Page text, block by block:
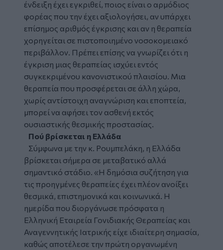
ένδειξη έχει εγκριθεί, ποιος είναι ο αρμόδιος
φορέας που την έχει αξιολογήσει, αν υπάρχει
επίσημος αριθμός έγκρισης και αν η θεραπεία
χορηγείται σε πιστοποιημένο νοσοκομειακό
περιβάλλον. Πρέπει επίσης να γνωρίζει ότι η
έγκριση μιας θεραπείας ισχύει εντός
συγκεκριμένου κανονιστικού πλαισίου. Μια
θεραπεία που προσφέρεται σε άλλη χώρα,
χωρίς αντίστοιχη αναγνώριση και εποπτεία,
μπορεί να αφήσει τον ασθενή εκτός
ουσιαστικής θεσμικής προστασίας.
Πού βρίσκεται η Ελλάδα
Σύμφωνα με την κ. Ρουμπελάκη, η Ελλάδα
βρίσκεται σήμερα σε μεταβατικό αλλά
σημαντικό στάδιο. «Η δημόσια συζήτηση για
τις προηγμένες θεραπείες έχει πλέον ανοίξει
θεσμικά, επιστημονικά και κοινωνικά. Η
ημερίδα που διοργάνωσε πρόσφατα η
Ελληνική Εταιρεία Γονιδιακής Θεραπείας και
Αναγεννητικής Ιατρικής είχε ιδιαίτερη σημασία,
καθώς αποτέλεσε την πρώτη οργανωμένη